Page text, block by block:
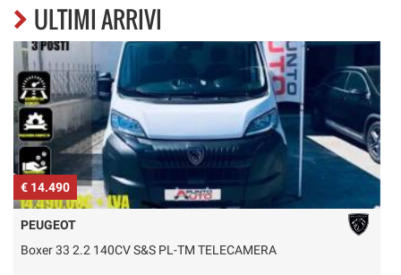
ULTIMI ARRIVI
€ 14.490
PEUGEOT
Boxer 33 2.2 140CV S&S PL-TM TELECAMERA